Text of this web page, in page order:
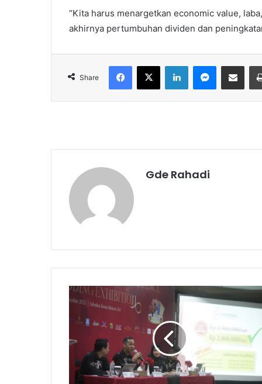
“Kita harus menargetkan economic value,
akhirnya pertumbuhan dividen dan
Share
Gde Rahadi
1
6
5
e